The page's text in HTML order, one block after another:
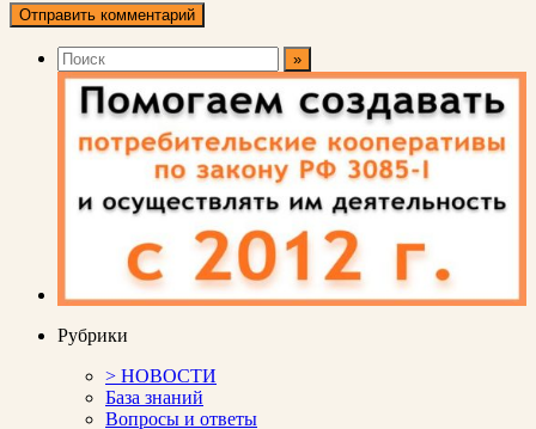
Рубрики
> НОВОСТИ
База знаний
Вопросы и ответы